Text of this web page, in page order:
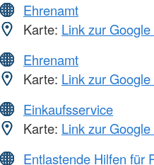
Ehrenamt
Karte: Link zur
Ehrenamt
Karte: Link zur
Einkaufsservice
Karte: Link zur
Entlastende Hilfen für